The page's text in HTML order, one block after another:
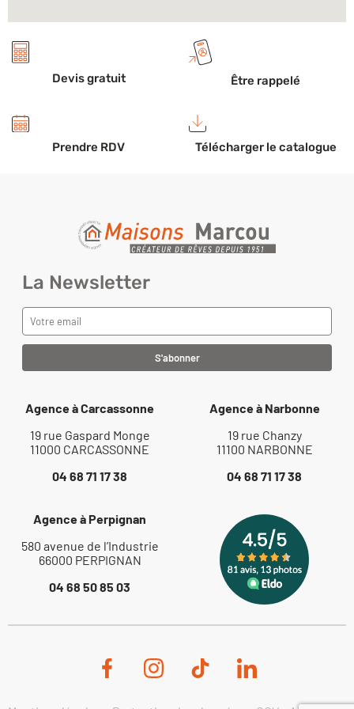
Devis gratuit Être rappelé
Prendre RDV Télécharger le catalogue
La Newsletter
Agence à Carcassonne
19 rue Gaspard Monge
11000 CARCASSONNE
04 68 71 17 38
Agence à Narbonne
19 rue Chanzy
11100 NARBONNE
04 68 71 17 38
Agence à Perpignan
580 avenue de l’Industrie
66000 PERPIGNAN
04 68 50 85 03